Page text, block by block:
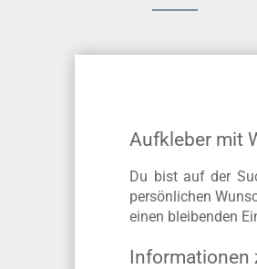
Aufkleber mit
Du bist auf der
persönlichen
einen bleibenden
Informationen